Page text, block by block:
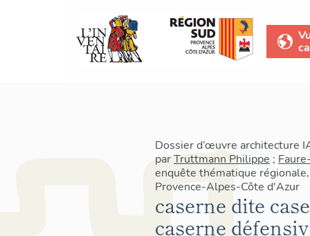
Dossier d’œuvre architecture
parTruttmann Philippe ;
enquête thématique
Provence-Alpes-Côte d'Azur
caserne dite
caserne